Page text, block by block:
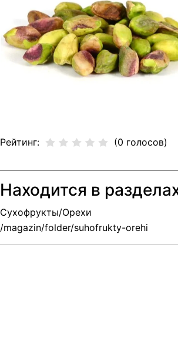
Рейтинг: (0 голосов)
Находится в
Сухофрукты/Орехи